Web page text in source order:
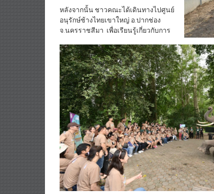
หลังจากนั้น ชาวคณะได้เดินทางไปศูนย์
อนุรักษ์ช้างไทยเขาใหญ่ อ.ปากช่อง
จ.นครราชสีมา เพื่อเรียนรู้เกี่ยวกับการ